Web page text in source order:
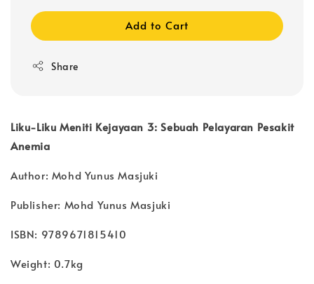
Add to Cart
Share
Liku-Liku Meniti Kejayaan 3: Sebuah Pelayaran Pesakit
Anemia
Author: Mohd Yunus Masjuki
Publisher: Mohd Yunus Masjuki
ISBN: 9789671815410
Weight: 0.7kg